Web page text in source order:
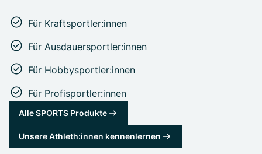
Für Kraftsportler:innen
Für Ausdauersportler:innen
Für Hobbysportler:innen
Für Profisportler:innen
Alle SPORTS Produkte
Unsere Athleth:innen kennenlernen